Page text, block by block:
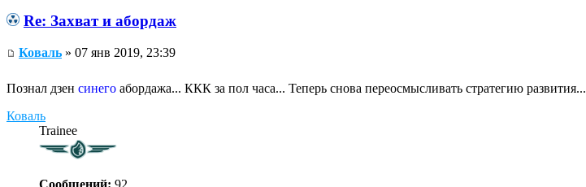
Re: Захват и абордаж
Коваль » 07 янв 2019, 23:39
Познал дзен синего абордажа... ККК за пол часа... Теперь снова переосмысливать стратегию развития...
Коваль
Trainee
Сообщений: 92